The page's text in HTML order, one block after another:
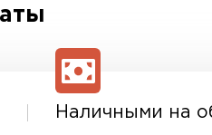
Наличными на